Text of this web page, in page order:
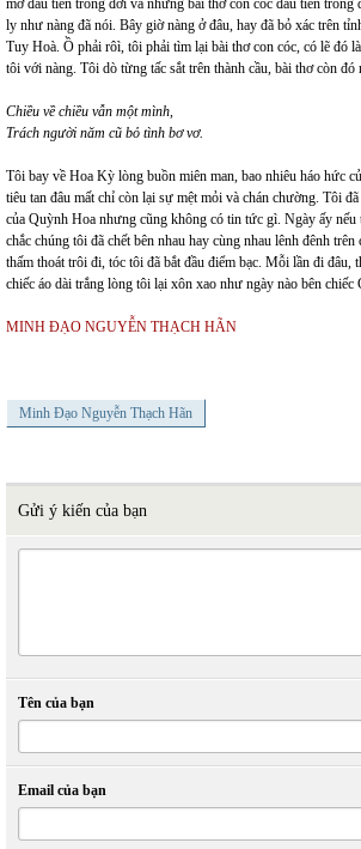
ly như nàng đã nói. Bây giờ nàng ở đâu, hay đã bỏ xác trên
Tuy Hoà. Ồ phải rôì, tôi phải tìm lại bài thơ con cóc, có lẽ đó
tôi với nàng. Tôi dò từng tấc sắt trên thành cầu, bài thơ còn đó
Chiều về chiều vẫn một mình,
Trách người năm cũ bỏ tình bơ vơ.
Tôi bay về Hoa Kỳ lòng buồn miên man, bao nhiêu háo hức
tiêu tan đâu mất chỉ còn lại sự mệt mỏi và chán chường. Tôi
của Quỳnh Hoa nhưng cũng không có tin tức gì. Ngày ấy nếu
chắc chúng tôi đã chết bên nhau hay cùng nhau lênh đênh
thấm thoát trôi đi, tóc tôi đã bắt đầu điểm bạc. Mỗi lần đi đâu,
chiếc áo dài trắng lòng tôi lại xôn xao như ngày nào bên chiếc
MINH ĐẠO NGUYỄN THẠCH HÃN
Minh Đạo Nguyễn Thạch Hãn
Gửi ý kiến của bạn
Tên của bạn
Email của bạn